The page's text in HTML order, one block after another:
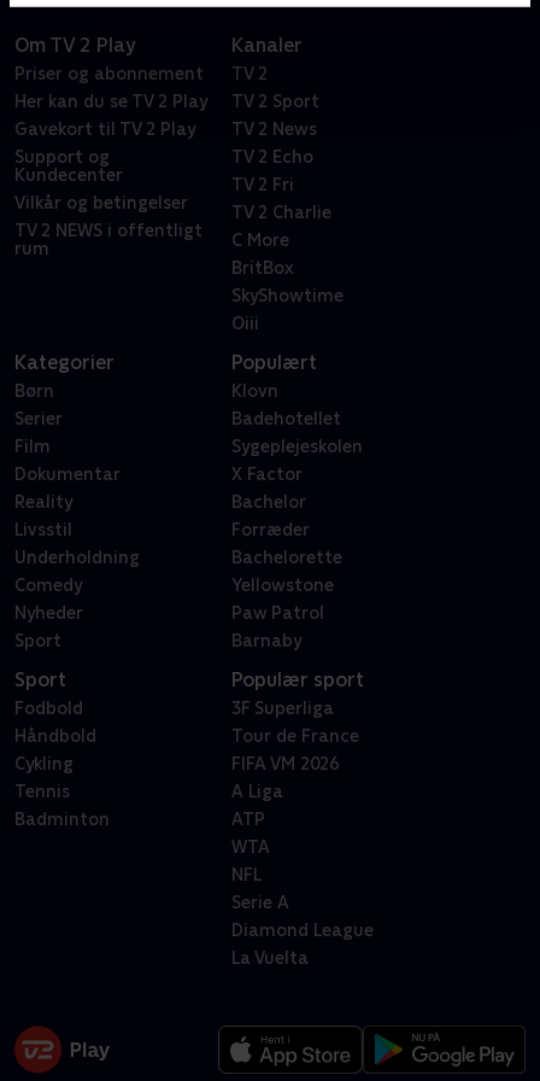
Om TV 2 Play
Priser og abonnement
Her kan du se TV 2 Play
Gavekort til TV 2 Play
Support og
Kundecenter
Vilkår og betingelser
TV 2 NEWS i offentligt
rum
Kanaler
TV 2
TV 2 Sport
TV 2 News
TV 2 Echo
TV 2 Fri
TV 2 Charlie
C More
BritBox
SkyShowtime
Oiii
Kategorier
Børn
Serier
Film
Dokumentar
Reality
Livsstil
Underholdning
Comedy
Nyheder
Sport
Populært
Klovn
Badehotellet
Sygeplejeskolen
X Factor
Bachelor
Forræder
Bachelorette
Yellowstone
Paw Patrol
Barnaby
Sport
Fodbold
Håndbold
Cykling
Tennis
Badminton
Populær sport
3F Superliga
Tour de France
FIFA VM 2026
A Liga
ATP
WTA
NFL
Serie A
Diamond League
La Vuelta